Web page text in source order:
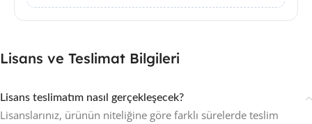
Lisans ve Teslimat Bilgileri
Lisans teslimatım nasıl gerçekleşecek?
Lisanslarınız, ürünün niteliğine göre farklı sürelerde teslim